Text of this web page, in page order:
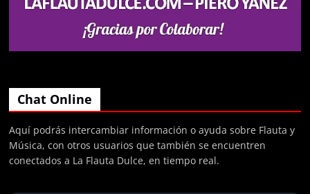
Chat Online
Aquí podrás intercambiar información o ayuda sobre Flauta y
Música, con otros usuarios que también se encuentren
conectados a La Flauta Dulce, en tiempo real.